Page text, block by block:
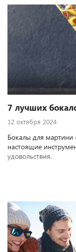
7 лучших
12 октября 2024
Бокалы для мартини
настоящие
удовольствия.